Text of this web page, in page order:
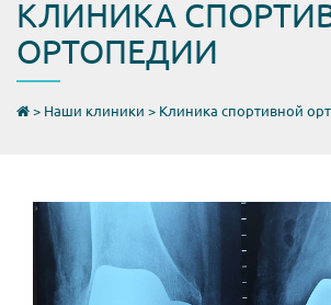
КЛИНИКА
ОРТОПЕДИИ
> Наши клиники > Клиника спортивной